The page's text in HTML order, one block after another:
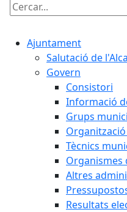
Cercar:
Ajuntament
Salutació de
Govern
Consistori
Informació
Grups
Tècnics
Organismes
Altres
Resultats